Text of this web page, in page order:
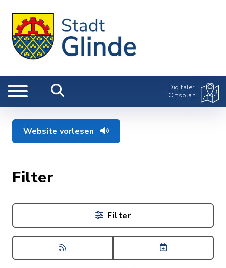
Digitaler
Ortsplan
Website vorlesen
Filter
Filter